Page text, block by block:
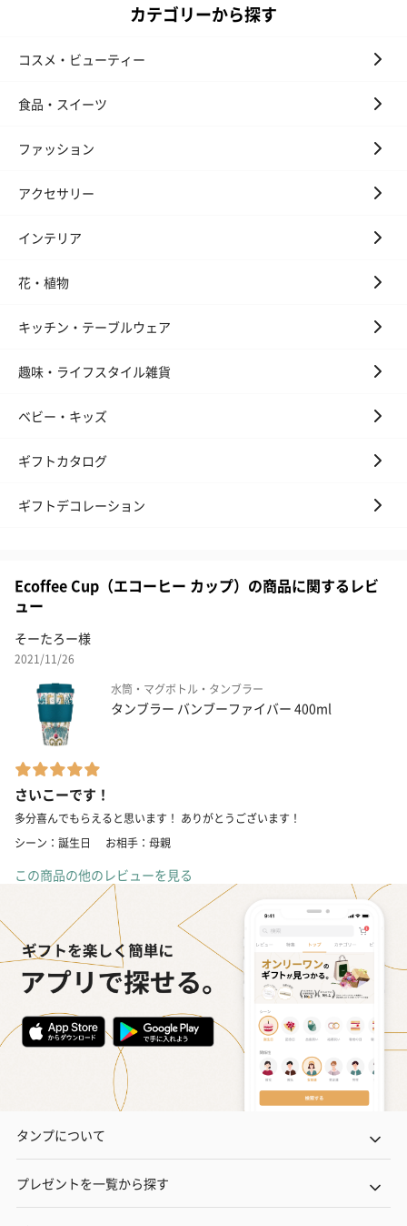
カテゴリーから探す
コスメ・ビューティー
食品・スイーツ
ファッション
アクセサリー
インテリア
花・植物
キッチン・テーブルウェア
趣味・ライフスタイル雑貨
ベビー・キッズ
ギフトカタログ
ギフトデコレーション
Ecoffee Cup（エコーヒー カップ）の商品に関するレビ
ュー
そーたろー様
2021/11/26
水筒・マグボトル・タンブラー
タンブラー バンブーファイバー 400ml
さいこーです！
多分喜んでもらえると思います！ ありがとうございます！
シーン：誕生日
お相手：母親
この商品の他のレビューを見る
タンプについて
プレゼントを一覧から探す